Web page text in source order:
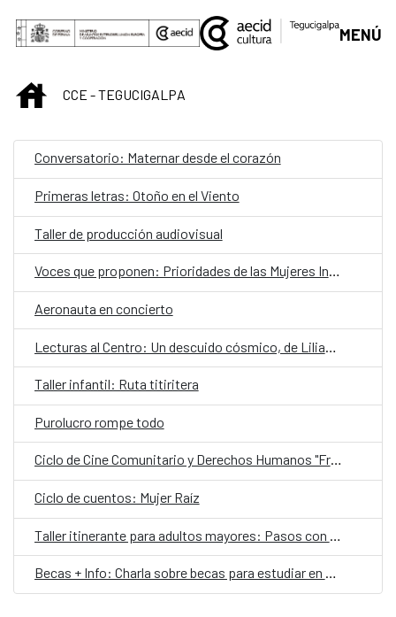
Saltar al contenido principal
MENÚ
INICIOCCE - TEGUCIGALPA
Conversatorio: Maternar desde el corazón
Primeras letras: Otoño en el Viento
Taller de producción audiovisual
Voces que proponen: Prioridades de las Mujeres Indígenas y Afrohondureñas de Honduras hacia el 2030
Aeronauta en concierto
Taller infantil: Ruta titiritera
Purolucro rompe todo
Ciclo de Cine Comunitario y Derechos Humanos "Fragmentos y Memorias"
Ciclo de cuentos: Mujer Raíz
Becas + Info: Charla sobre becas para estudiar en el extranjero